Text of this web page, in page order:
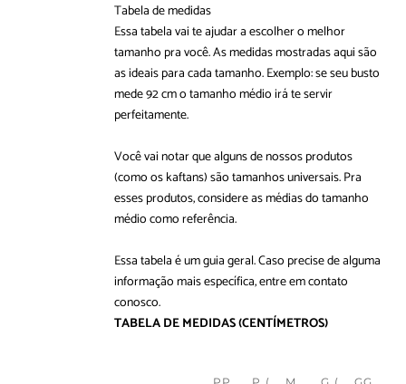
Tabela de medidas
Essa tabela vai te ajudar a escolher o melhor
tamanho pra você. As medidas mostradas aqui são
as ideais para cada tamanho. Exemplo: se seu busto
mede 92 cm o tamanho médio irá te servir
perfeitamente.
Você vai notar que alguns de nossos produtos
(como os kaftans) são tamanhos universais. Pra
esses produtos, considere as médias do tamanho
médio como referência.
Essa tabela é um guia geral. Caso precise de alguma
informação mais específica, entre emcontato
conosco.
TABELA DE MEDIDAS(CENTÍMETROS)